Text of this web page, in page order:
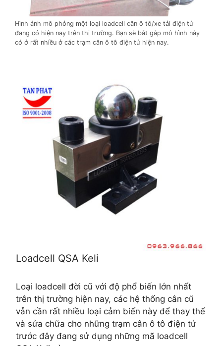
Hình ảnh mô phỏng một loại loadcell cân ô tô/xe tải điện tử
đang có hiện nay trên thị trường. Bạn sẽ bắt gắp mô hình này
có ở rất nhiều ở các trạm cân ô tô điện tử hiện nay.
Loadcell QSA Keli
Loại loadcell đời cũ với độ phổ biến lớn nhất
trên thị trường hiện nay, các hệ thống cân cũ
vẫn cần rất nhiều loại cảm biến này để thay thế
và sửa chữa cho những trạm cân ô tô điện tử
trước đây đang sử dụng những mã loadcell